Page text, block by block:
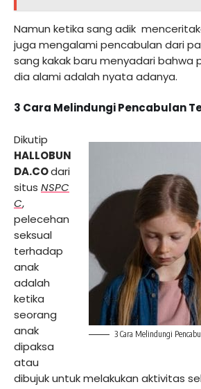
Namun ketika sang adik
juga mengalami pencabulan dari
sang kakak baru menyadari bahwa
dia alami adalah nyata adanya.
3 Cara Melindungi Pencabulan
3 Cara Melindungi
Dikutip
HALLOBUN
DA.COdari
situs NSPC
C,
pelecehan
seksual
terhadap
anak
adalah
ketika
seorang
anak
dipaksa
atau
dibujuk untuk melakukan aktivitas